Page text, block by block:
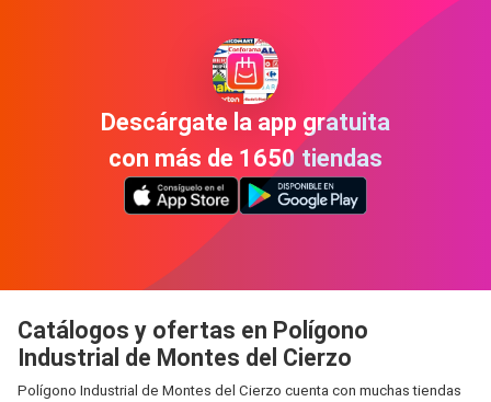
Descárgate la app gratuita
con más de 1650 tiendas
Catálogos y ofertas en Polígono
Industrial de Montes del Cierzo
Polígono Industrial de Montes del Cierzo cuenta con muchas tiendas